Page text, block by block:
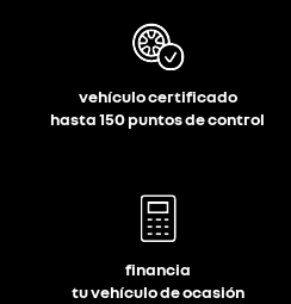
vehículo certificado
hasta 150 puntos de control
financia
tu vehículo de ocasión